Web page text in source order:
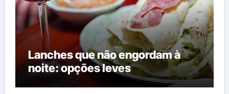
Lanches que não engordam à
noite: opções leves